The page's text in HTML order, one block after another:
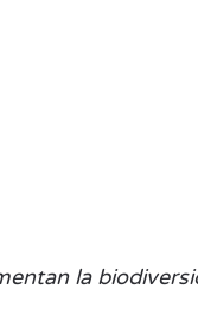
la